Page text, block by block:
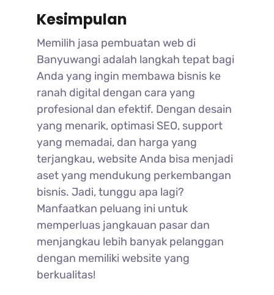
Kesimpulan
Memilih jasa pembuatan web di
Banyuwangi adalah langkah tepat bagi
Anda yang ingin membawa bisnis ke
ranah digital dengan cara yang
profesional dan efektif. Dengan desain
yang menarik, optimasi SEO, support
yang memadai, dan harga yang
terjangkau, website Anda bisa menjadi
aset yang mendukung perkembangan
bisnis. Jadi, tunggu apa lagi?
Manfaatkan peluang ini untuk
memperluas jangkauan pasar dan
menjangkau lebih banyak pelanggan
dengan memiliki website yang
berkualitas!